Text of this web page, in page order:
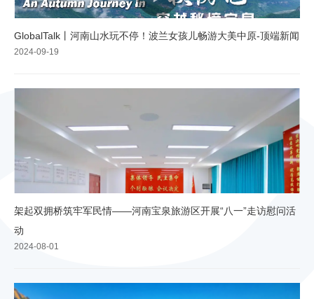
GlobalTalk丨河南山水玩不停！波兰女孩儿畅游大美中原-顶端新闻
2024-09-19
架起双拥桥筑牢军民情——河南宝泉旅游区开展“八一”走访慰问活
动
2024-08-01